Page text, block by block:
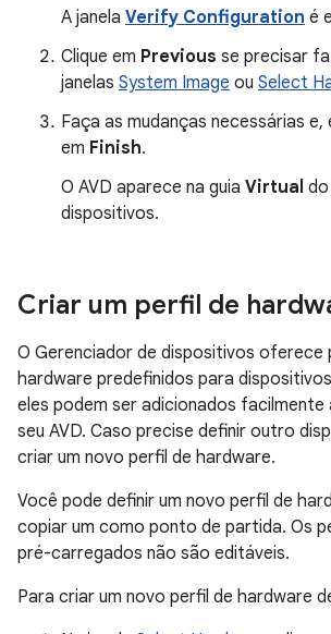
A janela Verify Configuration é
Clique em Previous se precisar
janelas System Image ou Select
Faça as mudanças necessárias e,
em Finish.
O AVD aparece na guia Virtual
dispositivos.
Criar um perfil de
O Gerenciador de dispositivos oferece
hardware predefinidos para
eles podem ser adicionados facilmente
seu AVD. Caso precise definir outro
criar um novo perfil de hardware.
Você pode definir um novo perfil de
copiar um como ponto de partida. Os
pré-carregados não são editáveis.
Para criar um novo perfil de hardware